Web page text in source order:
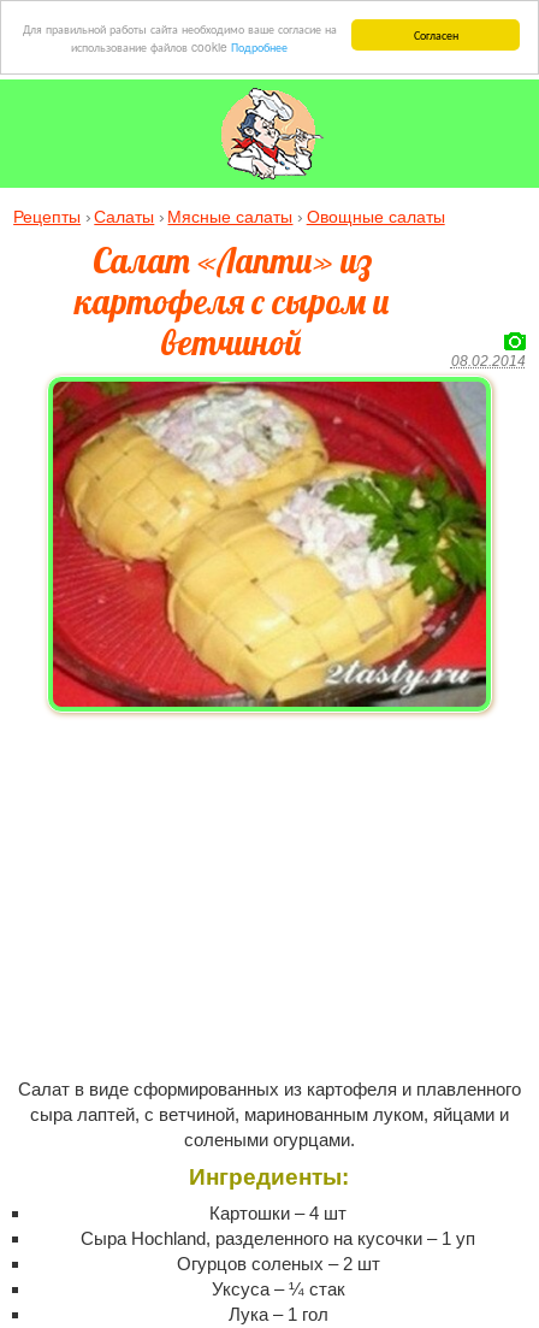
Согласен
Для правильной работы сайта необходимо ваше согласие на
использование файлов cookie Подробнее
Рецепты Салаты Мясные салаты Овощные салаты
Салат «Лапти» из
картофеля с сыром и
ветчиной
08.02.2014
Салат в виде сформированных из картофеля и плавленного
сыра лаптей, с ветчиной, маринованным луком, яйцами и
солеными огурцами.
Ингредиенты:
Картошки – 4 шт
Сыра Hochland, разделенного на кусочки – 1 уп
Огурцов соленых – 2 шт
Уксуса – ¼ стак
Лука – 1 гол